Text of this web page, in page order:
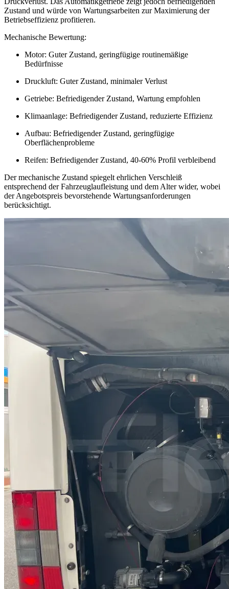
Zustand und würde von Wartungsarbeiten zur Maximierung der
Betriebseffizienz profitieren.
Mechanische Bewertung:
Motor: Guter Zustand, geringfügige routinemäßige
Bedürfnisse
Druckluft: Guter Zustand, minimaler Verlust
Getriebe: Befriedigender Zustand, Wartung empfohlen
Klimaanlage: Befriedigender Zustand, reduzierte Effizienz
Aufbau: Befriedigender Zustand, geringfügige
Oberflächenprobleme
Reifen: Befriedigender Zustand, 40-60% Profil verbleibend
Der mechanische Zustand spiegelt ehrlichen Verschleiß
entsprechend der Fahrzeuglaufleistung und dem Alter wider, wobei
der Angebotspreis bevorstehende Wartungsanforderungen
berücksichtigt.